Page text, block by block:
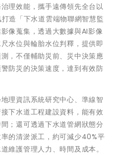
理效能，攜手遠傳領先全台以
造「下水道雲端物聯網智慧監
像蒐集，透過大數據與AI影像
水位與輪胎水位判釋，提供即
，不僅輔助災前、災中決策應
防災的決策速度，達到有效防
理資訊系統研究中心、準線智
下水道工程建設資料，能有效
；還可透過下水道管網狀態分
的清淤派工，約可減少40%平
維護管理人力、時間及成本。